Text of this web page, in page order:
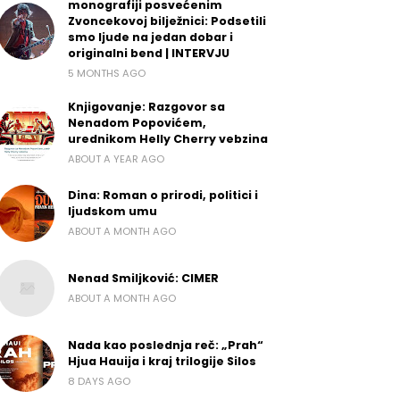
monografiji posvećenim
Zvoncekovoj bilježnici: Podsetili
smo ljude na jedan dobar i
originalni bend | INTERVJU
5 MONTHS AGO
Knjigovanje: Razgovor sa
Nenadom Popovićem,
urednikom Helly Cherry vebzina
ABOUT A YEAR AGO
Dina: Roman o prirodi, politici i
ljudskom umu
ABOUT A MONTH AGO
Nenad Smiljković: CIMER
ABOUT A MONTH AGO
Nada kao poslednja reč: „Prah“
Hjua Hauija i kraj trilogije Silos
8 DAYS AGO